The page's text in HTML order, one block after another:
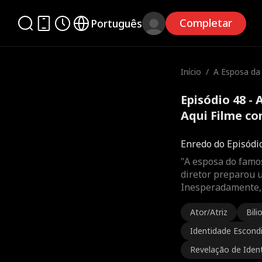
Português Completar
Início / A Esposa
Episódio 48 -
Aqui Filme
Enredo do
"A esposa do
diretor preparou
Ator/Atriz
Identidade
Revelação de